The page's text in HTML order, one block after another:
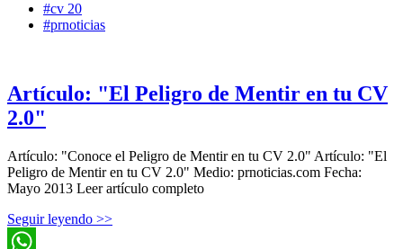
#cv 20
#prnoticias
Artículo: "El Peligro de Mentir en tu CV
2.0"
Artículo: "Conoce el Peligro de Mentir en tu CV 2.0" Artículo: "El
Peligro de Mentir en tu CV 2.0" Medio: prnoticias.com Fecha:
Mayo 2013 Leer artículo completo
Seguir leyendo >>